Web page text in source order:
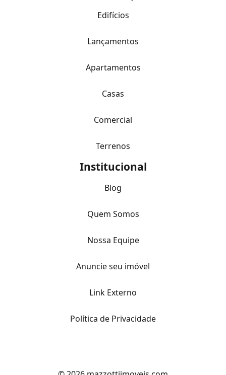
Edifícios
Lançamentos
Apartamentos
Casas
Comercial
Terrenos
Institucional
Blog
Quem Somos
Nossa Equipe
Anuncie seu imóvel
Link Externo
Política de Privacidade